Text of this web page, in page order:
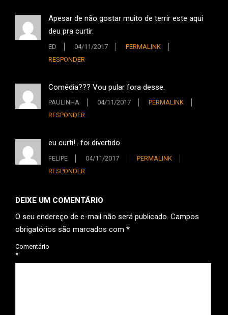
Apesar de não gostar muito de terrir este aqui
deu pra curtir.
ED 04/11/2017
PERMALINK
RESPONDER
Comédia??? Vou pular fora desse.
PAULINHA 04/11/2017
PERMALINK
RESPONDER
eu curti!.. foi divertido
FELIPE 04/11/2017
PERMALINK
RESPONDER
DEIXE UM COMENTÁRIO
O seu endereço de e-mail não será publicado. Campos
obrigatórios são marcados com *
Comentário
*